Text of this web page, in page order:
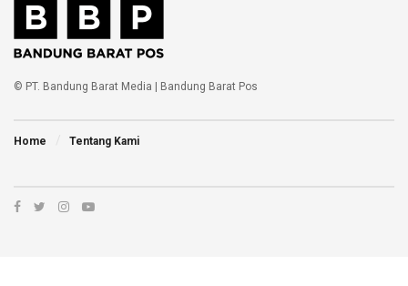
© PT. Bandung Barat Media | Bandung Barat Pos
Home Tentang Kami